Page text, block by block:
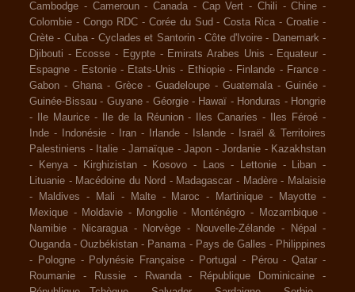
Cambodge - Cameroun - Canada - Cap Vert - Chili -Chine -
Colombie - Congo RDC - Corée du Sud -Costa Rica -Croatie -
Crète - Cuba - Cyclades et Santorin -Côte d'Ivoire - Danemark -
Djibouti - Ecosse - Egypte - Emirats Arabes Unis - Equateur -
Espagne - Estonie - Etats-Unis - Ethiopie - Finlande - France -
Gabon - Ghana - Grèce - Guadeloupe - Guatemala - Guinée -
Guinée-Bissau - Guyane - Géorgie - Hawaï - Honduras - Hongrie
-
Ile Maurice - Ile de la Réunion - Iles Canaries - Iles Féroé -
Inde - Indonésie - Iran - Irlande - Islande -
Israël & Territoires
Palestiniens - Italie - Jamaïque - Japon - Jordanie - Kazakhstan
-
Kenya - Kirghizistan - Kosovo - Laos - Lettonie - Liban -
Lituanie - Macédoine du Nord - Madagascar - Madère - Malaisie
-
Maldives - Mali - Malte - Maroc - Martinique - Mayotte -
Mexique - Moldavie - Mongolie - Monténégro - Mozambique -
Namibie - Nicaragua - Norvège - Nouvelle-Zélande - Népal
-
Ouganda -Ouzbékistan - Panama - Pays de Galles - Philippines
-
Pologne - Polynésie Française - Portugal - Pérou -Qatar -
Roumanie
- Russie - Rwanda - République Dominicaine
-